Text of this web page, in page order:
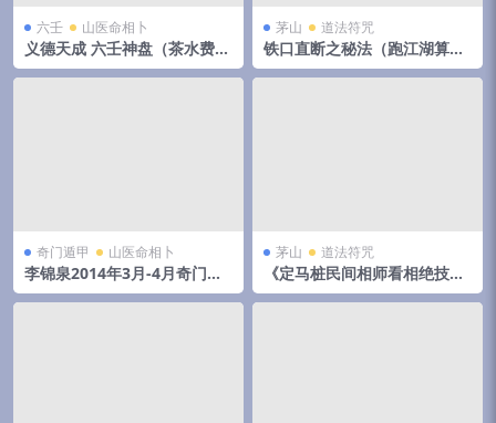
六壬 山医命相卜
义德天成 六壬神盘（茶水费）
8集视频 百度云下载！
茅山 道法符咒
铁口直断之秘法（跑江湖算命
的民间秘法）
奇门遁甲 山医命相卜
李锦泉2014年3月-4月奇门遁
甲培训录音+教材pdf 移动网
盘下载！
茅山 道法符咒
《定马桩民间相师看相绝技秘
法》pdf 144页，手抄本,拍照
电子版。